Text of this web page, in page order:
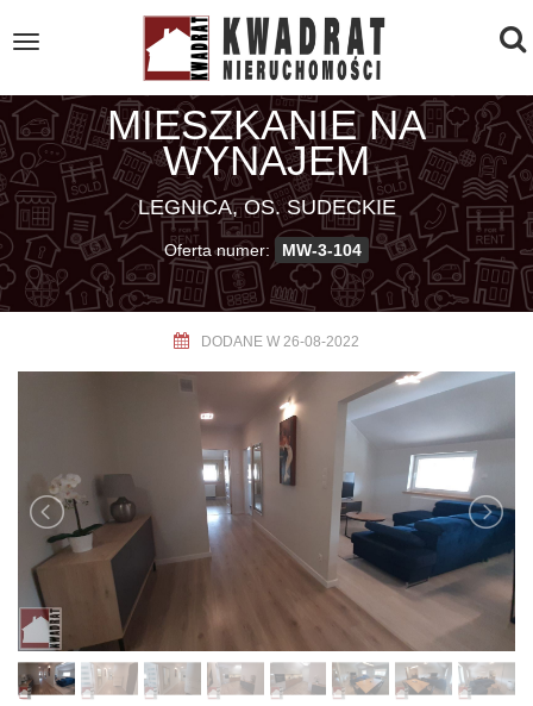
Toggle
MIESZKANIE NA
WYNAJEM
LEGNICA, OS. SUDECKIE
Oferta numer: MW-3-104
DODANE W 26-08-2022